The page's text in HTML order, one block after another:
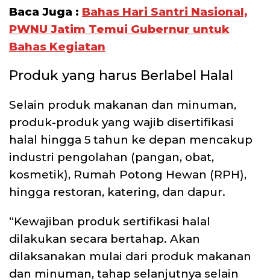
Baca Juga : Bahas Hari Santri Nasional,
PWNU Jatim Temui Gubernur untuk
Bahas Kegiatan
Produk yang harus Berlabel Halal
Selain produk makanan dan minuman,
produk-produk yang wajib disertifikasi
halal hingga 5 tahun ke depan mencakup
industri pengolahan (pangan, obat,
kosmetik), Rumah Potong Hewan (RPH),
hingga restoran, katering, dan dapur.
“Kewajiban produk sertifikasi halal
dilakukan secara bertahap. Akan
dilaksanakan mulai dari produk makanan
dan minuman, tahap selanjutnya selain